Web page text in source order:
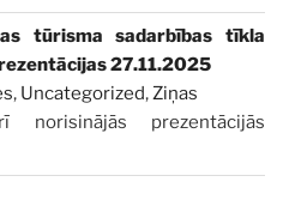
tūrisma sadarbības tīkla
27.11.2025
, Uncategorized,Ziņas
norisinājās prezentācijās